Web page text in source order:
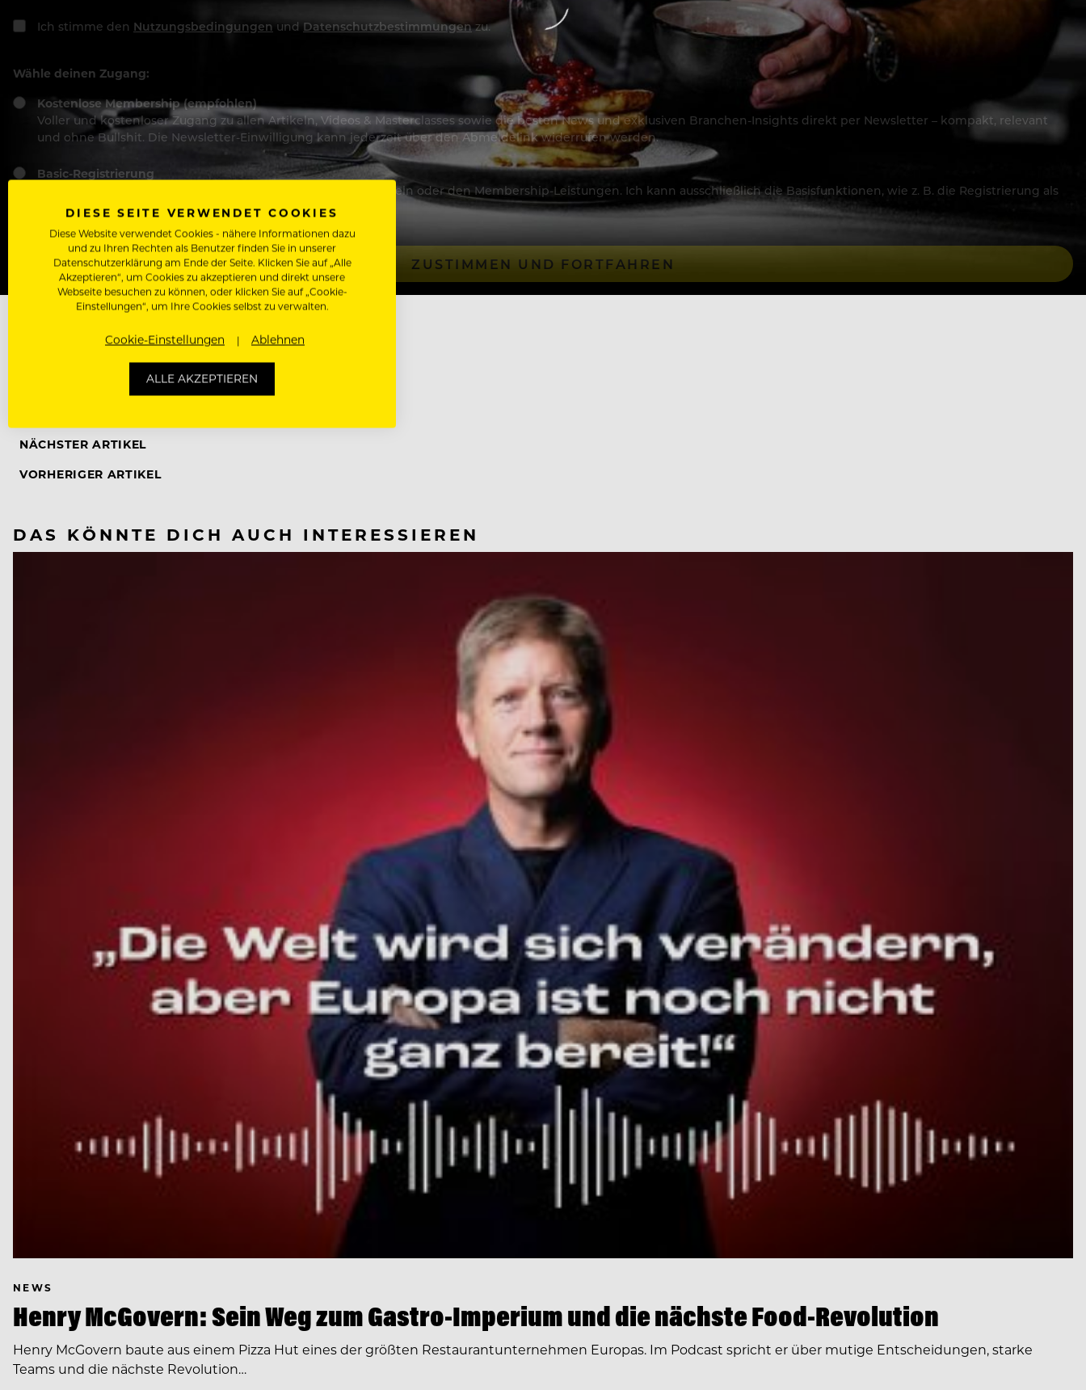
Ich stimme den Nutzungsbedingungen und Datenschutzbestimmungenzu.
Wähle deinen Zugang:
Kostenlose Membership (empfohlen)
Voller und kostenloser Zugang zu allen Artikeln, Videos & Masterclasses sowie die besten News und exklusiven Branchen-Insights direkt per Newsletter – kompakt, relevant
und ohne Bullshit. Die Newsletter-Einwilligung kann jederzeit über den Abmeldelink widerrufen werden.
Basic-Registrierung
Mit der Basic-Registrierung habe ich KEINEN Zugang zu Artikeln oder den Membership-Leistungen. Ich kann ausschließlich die Basisfunktionen, wie z. B. die Registrierung als
Bewerber, nutzen.
ZUSTIMMEN UND FORTFAHREN
ALFONS SCHUHBECK
NÄCHSTER ARTIKEL
VORHERIGER ARTIKEL
DAS KÖNNTE DICH AUCH INTERESSIEREN
NEWS
Henry McGovern: Sein Weg zum Gastro-Imperium und die nächste Food-Revolution
Henry McGovern baute aus einem Pizza Hut eines der größten Restaurantunternehmen Europas. Im Podcast spricht er über mutige Entscheidungen, starke
Teams und die nächste Revolution…
DIESE SEITE VERWENDET COOKIES
Diese Website verwendet Cookies - nähere Informationen dazu
und zu Ihren Rechten als Benutzer finden Sie in unserer
Datenschutzerklärung am Ende der Seite. Klicken Sie auf „Alle
Akzeptieren“, um Cookies zu akzeptieren und direkt unsere
Webseite besuchen zu können, oder klicken Sie auf „Cookie-
Einstellungen“, um Ihre Cookies selbst zu verwalten.
Cookie-Einstellungen Ablehnen
ALLE AKZEPTIEREN